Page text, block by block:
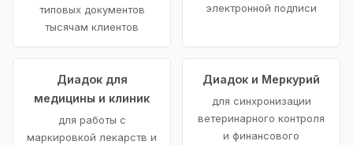
типовых документов
тысячам клиентов
электронной подписи
Диадок для
медицины и клиник
для работы с
маркировкой лекарств и
Диадок и Меркурий
для синхронизации
ветеринарного контроля
и финансового